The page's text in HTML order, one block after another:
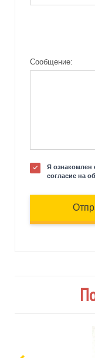
Сообщение:
Я ознакомлен
согласие на